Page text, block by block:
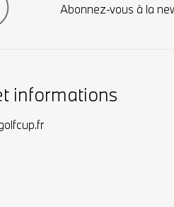
Abonnez-vous à la
informations